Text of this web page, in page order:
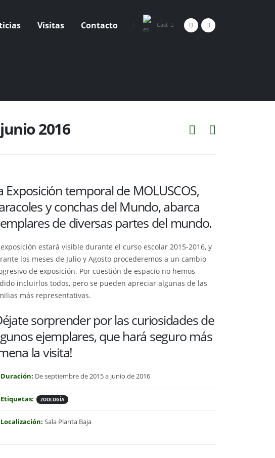
Visitas Contacto Cast
2016
Exposición temporal de MOLUSCOS,
y conchas del Mundo, abarca
de diversas partes del mundo.
exposición estará visible durante el curso escolar 2015-2016, y
los meses de Julio y Agosto procederemos a un cambio
de exposición. Por cuestión de espacio no hemos
incluirlos todos, pero se pueden apreciar algunas de las
más representativas.
sorprender por las curiosidades de
ejemplares, que hará seguro más
la visita!
Duración: De septiembre de 2015 a junio de 2016
Etiquetas: ZOOLOGÍA
Localización: Sala Planta Baja